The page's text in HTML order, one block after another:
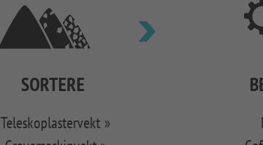
SORTERE
Teleskoplastervekt